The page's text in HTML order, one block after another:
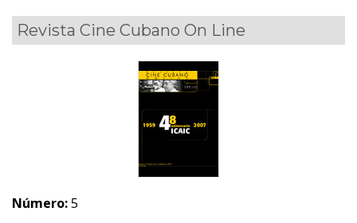
Revista Cine Cubano On Line
Número:5